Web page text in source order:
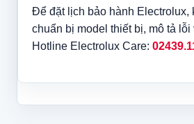
Để đặt lịch bảo hành Electrolux,
chuẩn bị model thiết bị, mô tả lỗi
Hotline Electrolux Care: